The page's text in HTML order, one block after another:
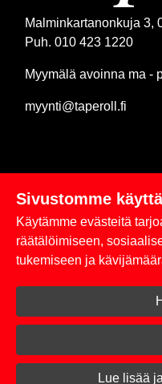
Malminkartanonkuja 3,
Puh. 010 423 1220
Myymälä avoinna ma -
myynti@taperoll.fi
Linkit
Toimitus-
©
Sivustomme
Käytämme evästeitä
räätälöimiseen,
tukemiseen ja
Lue lisää